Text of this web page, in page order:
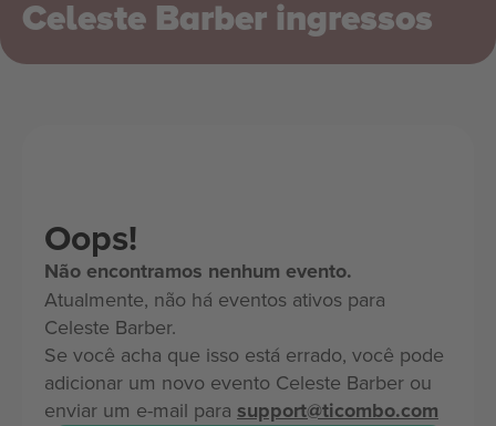
Celeste Barber ingressos
Oops!
Não encontramos nenhum evento.
Atualmente, não há eventos ativos para
Celeste Barber.
Se você acha que isso está errado, você pode
adicionar um novo evento Celeste Barber ou
enviar um e-mail para support@ticombo.com